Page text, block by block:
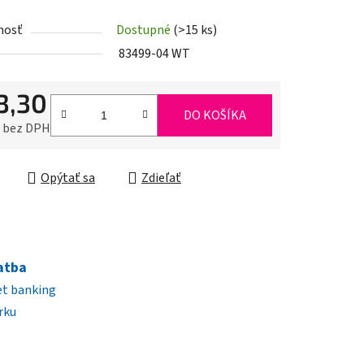
Dostupné (>15 ks)
83499-04 WT
DPH
DO KOŠÍKA
Opýtať sa Zdieľať
banking